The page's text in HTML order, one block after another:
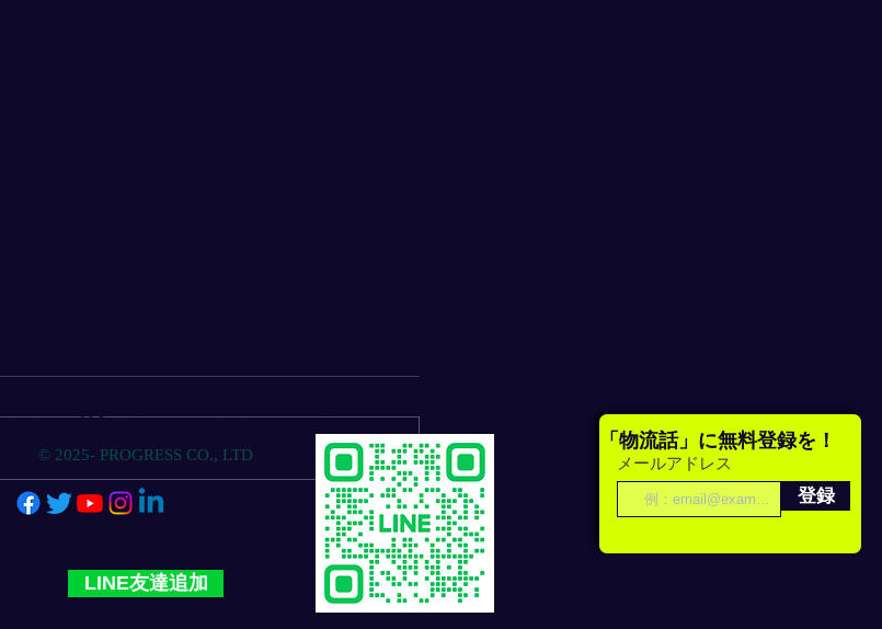
ニュースイッチ（日刊工業新
YouTube「著者が語る」に登
場
「物流話」に無料登録を！
メールアドレス
登録
© 2025- PROGRESS CO., LTD
LINE友達追加